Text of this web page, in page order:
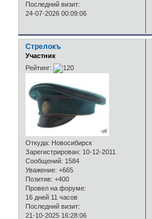
Последний визит:
24-07-2026 00:09:06
Стрелокъ
Участник
Рейтинг:
Откуда: Новосибирск
Зарегистрирован: 10-12-2011
Сообщений: 1584
Уважение: +665
Позитив: +400
Провел на форуме:
16 дней 11 часов
Последний визит:
21-10-2025 16:28:06